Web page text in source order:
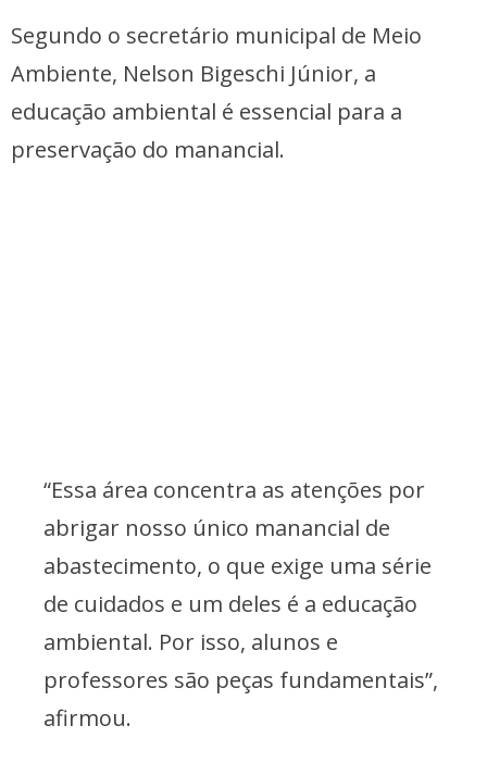
Segundo o secretário municipal de Meio
Ambiente, Nelson Bigeschi Júnior, a
educação ambiental é essencial para a
preservação do manancial.
“Essa área concentra as atenções por
abrigar nosso único manancial de
abastecimento, o que exige uma série
de cuidados e um deles é a educação
ambiental. Por isso, alunos e
professores são peças fundamentais”,
afirmou.